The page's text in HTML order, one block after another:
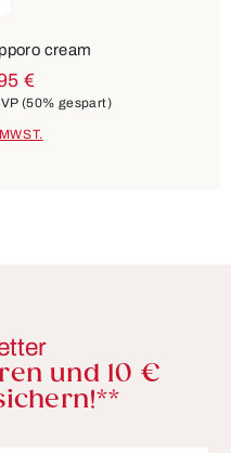
cream
€
(50% gespart)
und 10 €